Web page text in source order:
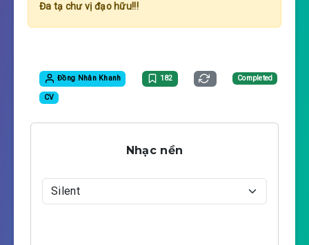
Đa tạ chư vị đạo hữu!!!
Đồng Nhân Khanh 182 Completed
CV
Nhạc nền